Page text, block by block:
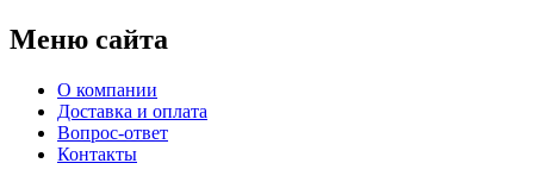
Меню сайта
О компании
Доставка и оплата
Вопрос-ответ
Контакты